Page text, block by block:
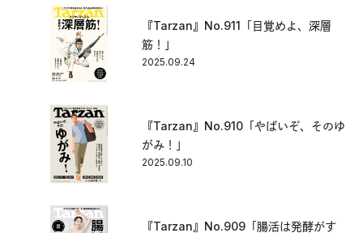
『Tarzan』No.911「目覚めよ、深層
筋！」
2025.09.24
『Tarzan』No.910「やばいぞ、そのゆ
がみ！」
2025.09.10
『Tarzan』No.909「腸活は発酵がす